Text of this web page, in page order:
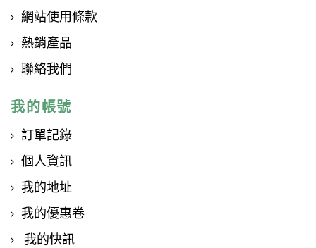
網站使用條款
熱銷產品
聯絡我們
我的帳號
訂單記錄
個人資訊
我的地址
我的優惠卷
我的快訊